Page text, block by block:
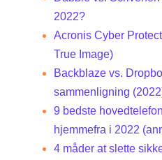
2022?
Acronis Cyber
True Image)
Backblaze vs.
sammenligning
9 bedste
hjemmefra i 2022
4 måder at slette